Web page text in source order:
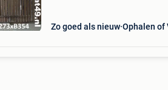
Zo goed als nieuw Ophalen of